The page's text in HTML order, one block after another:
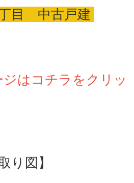
目 中古戸建
はコチラをクリッ
り図】